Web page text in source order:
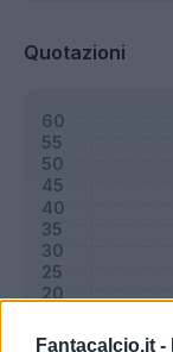
Fantacalcio.it -
Quotazioni